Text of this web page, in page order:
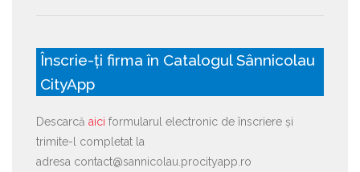
Înscrie-ți firma în Catalogul Sânnicolau
CityApp
Descarcă aici formularul electronic de înscriere și
trimite-l completat la
adresa contact@sannicolau.procityapp.ro